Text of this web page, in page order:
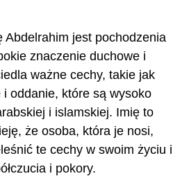
Abdelrahim jest pochodzenia
znaczenie duchowe i
ważne cechy, takie jak
i oddanie, które są wysoko
i islamskiej. Imię to
że osoba, która je nosi,
te cechy w swoim życiu i
i pokory.